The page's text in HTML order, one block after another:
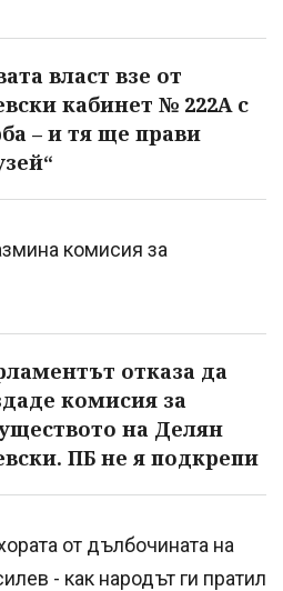
власт взе от
кабинет № 222А с
– и тя ще прави
комисия за
отказа да
комисия за
на Делян
ПБ не я подкрепи
от дълбочината на
- как народът ги пратил